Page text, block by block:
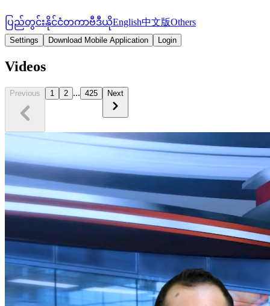
ပြည်တွင်းနိုင်ငံတကာဗီဒီယိုEnglish中文版Others
Settings Download Mobile Application Login
Videos
Previous 1 2 ... 425 Next